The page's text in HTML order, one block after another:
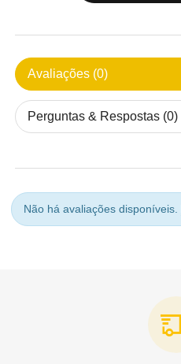
Avaliações (0)
Perguntas & Respostas (0)
Não há avaliações disponíveis.